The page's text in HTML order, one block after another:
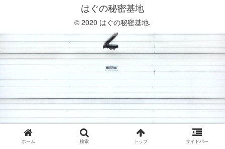
はぐの秘密基地
© 2020 はぐの秘密基地.
ホーム 検索 トップ サイドバー